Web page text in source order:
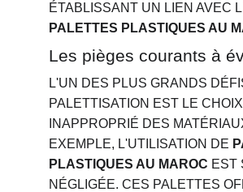
ÉTABLISSANT UN LIEN AVEC
PALETTES PLASTIQUES AU
Les pièges courants à
L'UN DES PLUS GRANDS
PALETTISATION EST LE CHOIX
INAPPROPRIÉ DES
EXEMPLE, L'UTILISATION DE
PLASTIQUES AU MAROC EST
NÉGLIGÉE. CES PALETTES